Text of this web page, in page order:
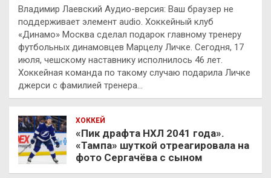
Владимир Лаевский Аудио-версия: Ваш браузер не
поддерживает элемент audio. Хоккейный клуб
«Динамо» Москва сделал подарок главному тренеру
футбольных динамовцев Марцелу Личке. Сегодня, 17
июля, чешскому наставнику исполнилось 46 лет.
Хоккейная команда по такому случаю подарила Личке
джерси с фамилией тренера…
ХОККЕЙ
«Пик драфта НХЛ 2041 года».
«Тампа» шуткой отреагировала на
фото Сергачёва с сыном